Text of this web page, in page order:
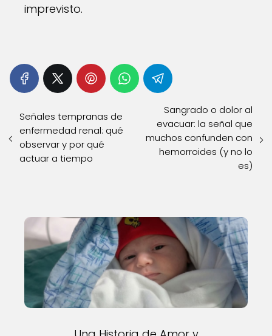
imprevisto.
Señales tempranas de
enfermedad renal: qué
observar y por qué
actuar a tiempo
Sangrado o dolor al
evacuar: la señal que
muchos confunden con
hemorroides (y no lo
es)